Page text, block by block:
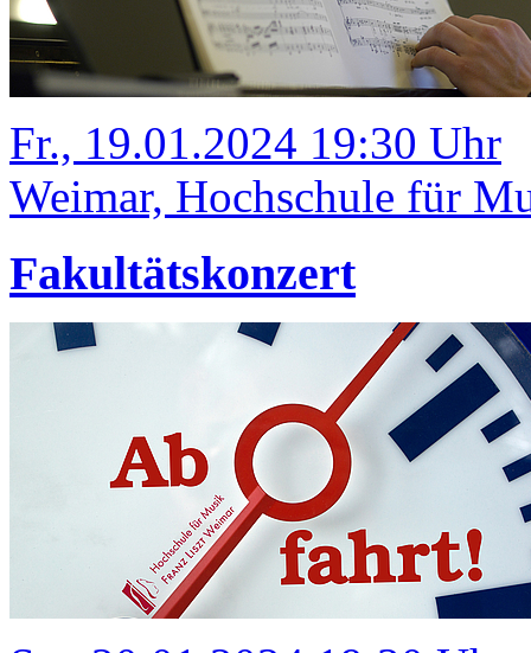
Fr., 19.01.2024 19:30 Uhr
Weimar, Hochschule für
Fakultätskonzert